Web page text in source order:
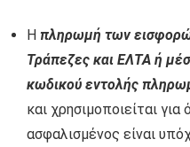
Η πληρωμή των
Τράπεζες και ΕΛΤΑ ή
κωδικού εντολής
και χρησιμοποιείται
ασφαλισμένος είναι